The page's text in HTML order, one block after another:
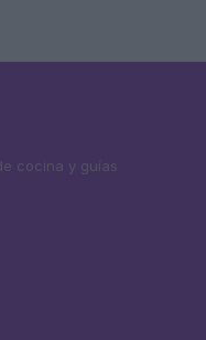
cocina y guías